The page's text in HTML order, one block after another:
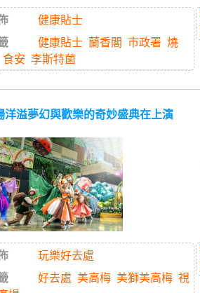
健康貼士
健康貼士 蘭香閣 市政署 燒
食安 李斯特菌
洋溢夢幻與歡樂的奇妙盛典在上演
玩樂好去處
好去處 美高梅 美獅美高梅 視